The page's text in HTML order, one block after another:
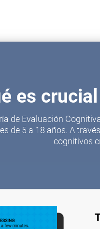
es
de Evaluación
de 5 a 18 años. A
cognitivos